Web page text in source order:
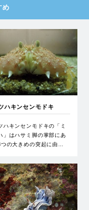
め
ハキンセンモドキ
ハキンセンモドキの「ミ
」はハサミ脚の掌部にあ
つの大きめの突起に由…